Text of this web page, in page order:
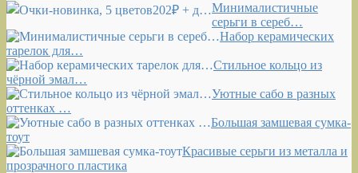
Минималистичные
серьги в сереб…
Набор керамических
тарелок для…
Стильное кольцо из
чёрной эмал…
Уютные сабо в разных
оттенках …
Большая замшевая сумка-
тоут
Красивые серьги из металла и
прозрачного пластика